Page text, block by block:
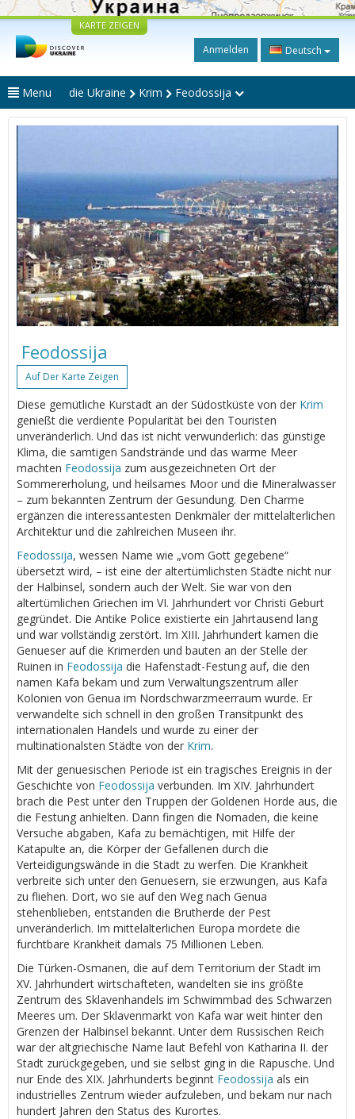
KARTE ZEIGEN
Anmelden Deutsch
Menu die Ukraine Krim Feodossija
Feodossija
Auf Der Karte Zeigen
Diese gemütliche Kurstadt an der Südostküste von der Krim
genießt die verdiente Popularität bei den Touristen
unveränderlich. Und das ist nicht verwunderlich: das günstige
Klima, die samtigen Sandstrände und das warme Meer
machten Feodossija zum ausgezeichneten Ort der
Sommererholung, und heilsames Moor und die Mineralwasser
– zum bekannten Zentrum der Gesundung. Den Charme
ergänzen die interessantesten Denkmäler der mittelalterlichen
Architektur und die zahlreichen Museen ihr.
Feodossija, wessen Name wie „vom Gott gegebene“
übersetzt wird, – ist eine der altertümlichsten Städte nicht nur
der Halbinsel, sondern auch der Welt. Sie war von den
altertümlichen Griechen im VI. Jahrhundert vor Christi Geburt
gegründet. Die Antike Police existierte ein Jahrtausend lang
und war vollständig zerstört. Im XIII. Jahrhundert kamen die
Genueser auf die Krimerden und bauten an der Stelle der
Ruinen in Feodossija die Hafenstadt-Festung auf, die den
namen Kafa bekam und zum Verwaltungszentrum aller
Kolonien von Genua im Nordschwarzmeerraum wurde. Er
verwandelte sich schnell in den großen Transitpunkt des
internationalen Handels und wurde zu einer der
multinationalsten Städte von der Krim.
Mit der genuesischen Periode ist ein tragisches Ereignis in der
Geschichte von Feodossija verbunden. Im XIV. Jahrhundert
brach die Pest unter den Truppen der Goldenen Horde aus, die
die Festung anhielten. Dann fingen die Nomaden, die keine
Versuche abgaben, Kafa zu bemächtigen, mit Hilfe der
Katapulte an, die Körper der Gefallenen durch die
Verteidigungswände in die Stadt zu werfen. Die Krankheit
verbreite sich unter den Genuesern, sie erzwungen, aus Kafa
zu fliehen. Dort, wo sie auf den Weg nach Genua
stehenblieben, entstanden die Brutherde der Pest
unveränderlich. Im mittelalterlichen Europa mordete die
furchtbare Krankheit damals 75 Millionen Leben.
Die Türken-Osmanen, die auf dem Territorium der Stadt im
XV. Jahrhundert wirtschafteten, wandelten sie ins größte
Zentrum des Sklavenhandels im Schwimmbad des Schwarzen
Meeres um. Der Sklavenmarkt von Kafa war weit hinter den
Grenzen der Halbinsel bekannt. Unter dem Russischen Reich
war der altgriechische Name laut Befehl von Katharina II. der
Stadt zurückgegeben, und sie selbst ging in die Rapusche. Und
nur Ende des XIX. Jahrhunderts beginnt Feodossija als ein
industrielles Zentrum wieder aufzuleben, und bekam nur nach
hundert Jahren den Status des Kurortes.